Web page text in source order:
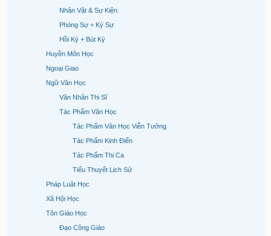
Nhân Vật & Sự Kiện
Phóng Sự + Ký Sự
Hồi Ký + Bút Ký
Huyền Môn Học
Ngoại Giao
Ngữ Văn Học
Văn Nhân Thi Sĩ
Tác Phẩm Văn Học
Tác Phẩm Văn Học Viễn Tưởng
Tác Phẩm Kinh Điển
Tác Phẩm Thi Ca
Tiểu Thuyết Lịch Sử
Pháp Luật Học
Xã Hội Học
Tôn Giáo Học
Đạo Công Giáo